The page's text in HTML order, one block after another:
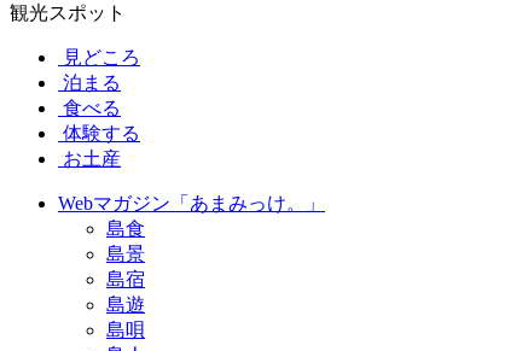
観光スポット
見どころ
泊まる
食べる
体験する
お土産
Webマガジン「あまみっけ。」
島食
島景
島宿
島遊
島唄